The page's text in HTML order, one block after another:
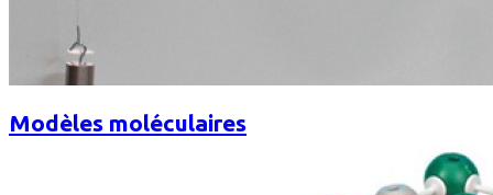
Modèles moléculaires